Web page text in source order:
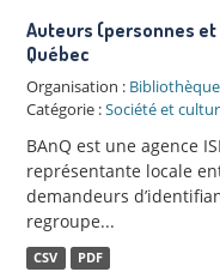
Auteurs (personnes
Québec
Organisation :
Catégorie :Société et
BAnQ est une agence
représentante locale
demandeurs
regroupe...
CSV PDF